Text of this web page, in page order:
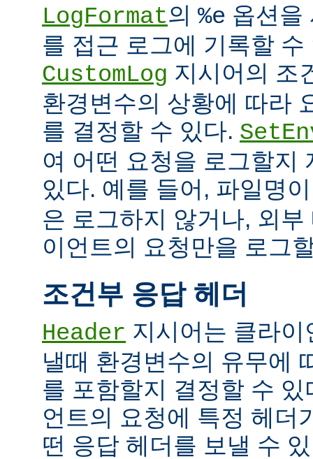
LogFormat의 %e 옵션을
를 접근 로그에 기록할 수
CustomLog 지시어의 조
환경변수의 상황에 따라
를 결정할 수 있다.
여 어떤 요청을 로그할지
있다. 예를 들어, 파일명
은 로그하지 않거나, 외
이언트의 요청만을 로그
조건부 응답 헤더
Header 지시어는 클라
낼때 환경변수의 유무에
를 포함할지 결정할 수
언트의 요청에 특정 헤더
떤 응답 헤더를 보낼 수